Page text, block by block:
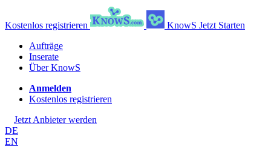
Kostenlos registrieren KnowS Jetzt Starten
Aufträge
Inserate
Über KnowS
Anmelden
Kostenlos registrieren
Jetzt Anbieter werden
DE
EN